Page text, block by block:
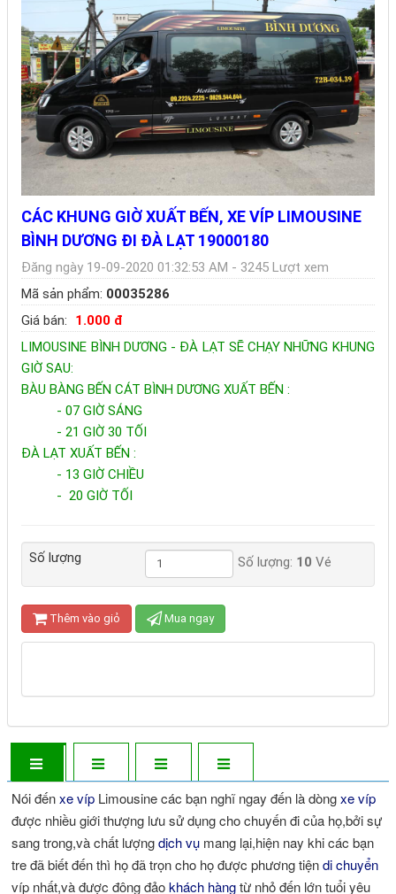
CÁC KHUNG GIỜ XUẤT BẾN, XE VÍP LIMOUSINE
BÌNH DƯƠNG ĐI ĐÀ LẠT 19000180
Đăng ngày 19-09-2020 01:32:53 AM - 3245 Lượt xem
Mã sản phẩm: 00035286
Giá bán:
1.000 đ
LIMOUSINE BÌNH DƯƠNG - ĐÀ LẠT SẼ CHẠY NHỮNG KHUNG
GIỜ SAU:
BÀU BÀNG BẾN CÁT BÌNH DƯƠNG XUẤT BẾN :
- 07 GIỜ SÁNG
- 21 GIỜ 30 TỐI
ĐÀ LẠT XUẤT BẾN :
- 13 GIỜ CHIỀU
- 20 GIỜ TỐI
-09222.48.222- 0924.456.118 - 0968.494.355 -
0964.299.449 - 0963.166.225
BÌNH DƯƠNG : TC2 - MỸ PHƯỚC 2 - BẾN CÁT - BÌNH
DƯƠNG
ĐÀ LẠT : SỐ 09 TÔ HIẾN THÀNH PHƯỜNG 3 ĐÀ LẠT
Số lượng Số lượng: 10 Vé
Thêm vào giỏ Mua ngay
Nói đếnxe víp Limousine các bạn nghĩ ngay đến là dòngxe víp
được nhiều giới thượng lưu sử dụng cho chuyến đi của họ,bởi sự
sang trong,và chất lượngdịch vụ mang lại,hiện nay khi các bạn
tre đã biết đến thì họ đã trọn cho họ được phương tiệndi chuyển
víp nhất,và được đông đảokhách hàngtừ nhỏ đến lớn tuổi yêu